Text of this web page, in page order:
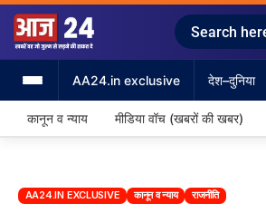
AA24.in exclusive देश–दुनिया
कानून व न्याय मीडिया वॉच (खबरों की खबर)
AA24.IN EXCLUSIVE कानून व न्याय राजनीति